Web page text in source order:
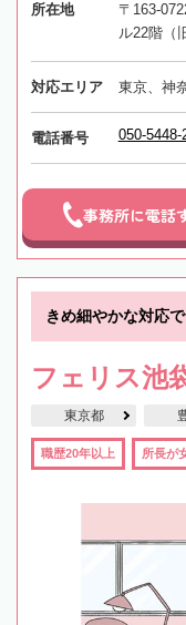
所在地
〒163-
ル22階（
対応エリア 東京、神
電話番号 050-5448-
事務所に電話
きめ細やかな対応
フェリス池
東京都
職歴20年以上 所長が